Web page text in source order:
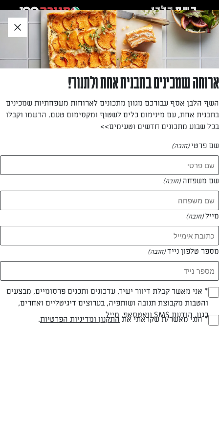
לאזור
תוכן
תחתון
מזל חיו
—
המתכונים של מזל חיו
0 מתכונים
המאמרים של מזל חיו
0 מאמרים
ארוחה שמכינים בתבנית אחת ולתנור!
השף הלבן אסף עבורכם מגוון מתכונים לארוחות משפחתיות שמכינים
בתבנית אחת, עם מינימום כלים לשטוף ומקסימום טעם. הרשמו וקבלו
בכל שבוע מתכונים חדשים וטעימים>>
שם פרטי(חובה)
שם משפחה (חובה)
מייל(חובה)
מספר טלפון נייד(חובה)
(חובה)* אני מאשר קבלת דיוור ישיר, עדכונים ותכנים פרסומיים, מבצעים
והטבות מקבוצת תנובה ושותפיה, בערוצים דיגיטליים ואחרים,
כגון, הודעת SMS וואטסאפ, מייל(חובה)* הנני מאשר/ת שקראתי את התקנון ומדיניות הפרטיות.